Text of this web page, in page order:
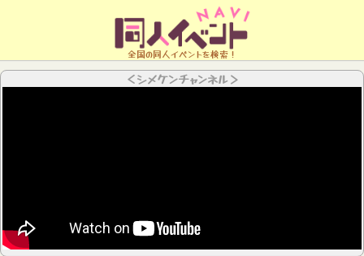
全国の同人イベントを検索！
＜シメケンチャンネル＞